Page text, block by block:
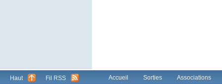
Haut Fil RSS Accueil Sorties Associations